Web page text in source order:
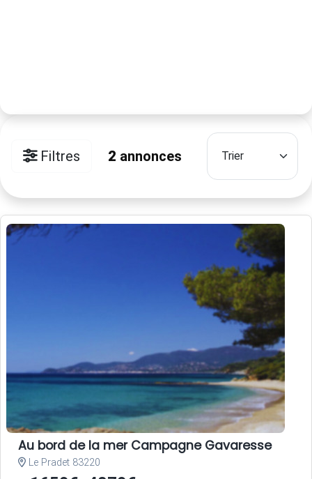
Filtres 2 annonces
Au bord de la mer Campagne Gavaresse
Le Pradet 83220